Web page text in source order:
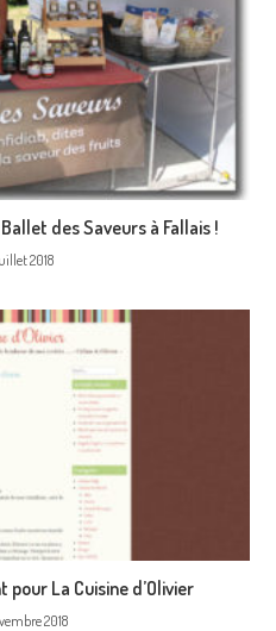
des Saveurs à Fallais !
2018
La Cuisine d’Olivier
2018